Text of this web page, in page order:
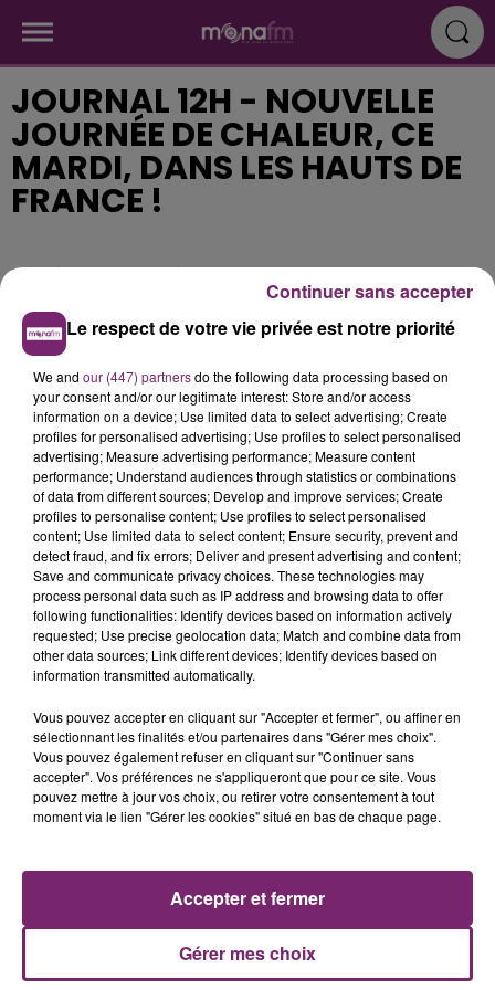
JOURNAL 12H - NOUVELLE
JOURNÉE DE CHALEUR, CE
MARDI, DANS LES HAUTS DE
FRANCE !
Publié : 25 juin 2019 à 11h12
ACTUS RADIO
PODCASTS
Plan du site Mentions légales
Le respect de votre vie privée est notre priorité
We and our (447) partnersdo the following data processing based on
your consent and/or our legitimate interest: Store and/or access
information on a device; Use limited data to select advertising; Create
profiles for personalised advertising; Use profiles to select personalised
advertising; Measure advertising performance; Measure content
performance; Understand audiences through statistics or combinations
of data from different sources; Develop and improve services; Create
profiles to personalise content; Use profiles to select personalised
content; Use limited data to select content; Ensure security, prevent and
detect fraud, and fix errors; Deliver and present advertising and content;
Save and communicate privacy choices. These technologies may
process personal data such as IP address and browsing data to offer
following functionalities: Identify devices based on information actively
requested; Use precise geolocation data; Match and combine data from
other data sources; Link different devices; Identify devices based on
information transmitted automatically.
Vous pouvez accepter en cliquant sur "Accepter et fermer", ou affiner en
sélectionnant les finalités et/ou partenaires dans "Gérer mes choix".
Vous pouvez également refuser en cliquant sur "Continuer sans
accepter". Vos préférences ne s'appliqueront que pour ce site. Vous
pouvez mettre à jour vos choix, ou retirer votre consentement à tout
moment via le lien "Gérer les cookies" situé en bas de chaque page.
Gérer mes choix
Accepter et fermer
Continuer sans accepter